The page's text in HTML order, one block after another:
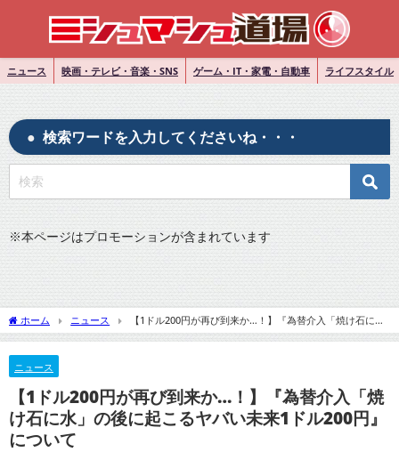
ニュース 映画・テレビ・音楽・SNS ゲーム・IT・家電・自動車 ライフスタイル
検索ワードを入力してくださいね・・・
※本ページはプロモーションが含まれています
ホーム ニュース
【1ドル200円が再び到来か…！】『為替介入「焼け石に
水」の後に起こるヤバい未来1ドル200円』について
ニュース
【1ドル200円が再び到来か…！】『為替介入「焼
け石に水」の後に起こるヤバい未来1ドル200円』
について